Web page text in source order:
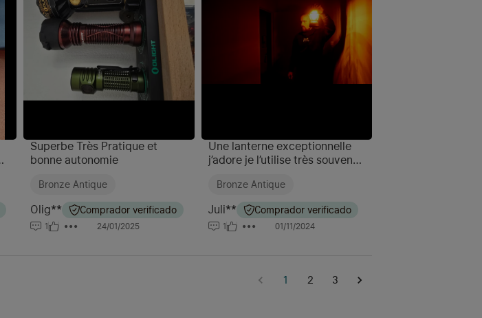
Superbe Très Pratique et
bonne autonomie
Bronze Antique
Olig** Comprador verificado
1 24/01/2025
Une lanterne exceptionnelle
j’adore je l’utilise très souvent
enquêtes paranormales dans
Bronze Antique
Juli** Comprador verificado
1 01/11/2024
1 2 3